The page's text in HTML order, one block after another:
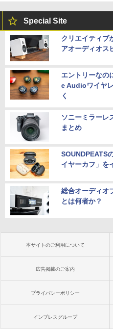
Special Site
クリエイティブ
アオーディオス
エントリーなの
e Audioワイヤ
く
ソニーミラーレ
まとめ
SOUNDPEATS
イヤーカフ」を
総合オーディオ
とは何者か？
本サイトのご利用について
広告掲載のご案内
プライバシーポリシー
インプレスグループ